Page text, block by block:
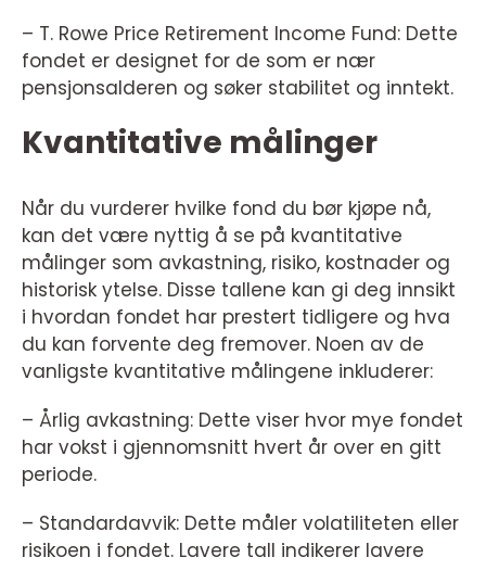
– T. Rowe Price Retirement Income Fund: Dette
fondet er designet for de som er nær
pensjonsalderen og søker stabilitet og inntekt.
Kvantitative målinger
Når du vurderer hvilke fond du bør kjøpe nå,
kan det være nyttig å se på kvantitative
målinger som avkastning, risiko, kostnader og
historisk ytelse. Disse tallene kan gi deg innsikt
i hvordan fondet har prestert tidligere og hva
du kan forvente deg fremover. Noen av de
vanligste kvantitative målingene inkluderer:
– Årlig avkastning: Dette viser hvor mye fondet
har vokst i gjennomsnitt hvert år over en gitt
periode.
– Standardavvik: Dette måler volatiliteten eller
risikoen i fondet. Lavere tall indikerer lavere